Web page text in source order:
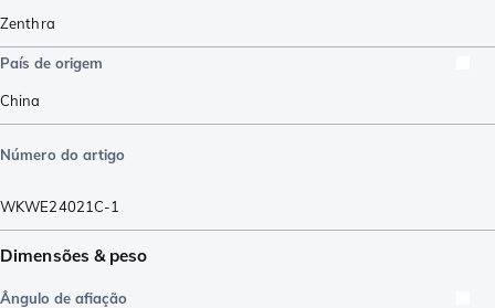
Zenthra
País de origem
China
Número do artigo
WKWE24021C-1
Dimensões & peso
Ângulo de afiação